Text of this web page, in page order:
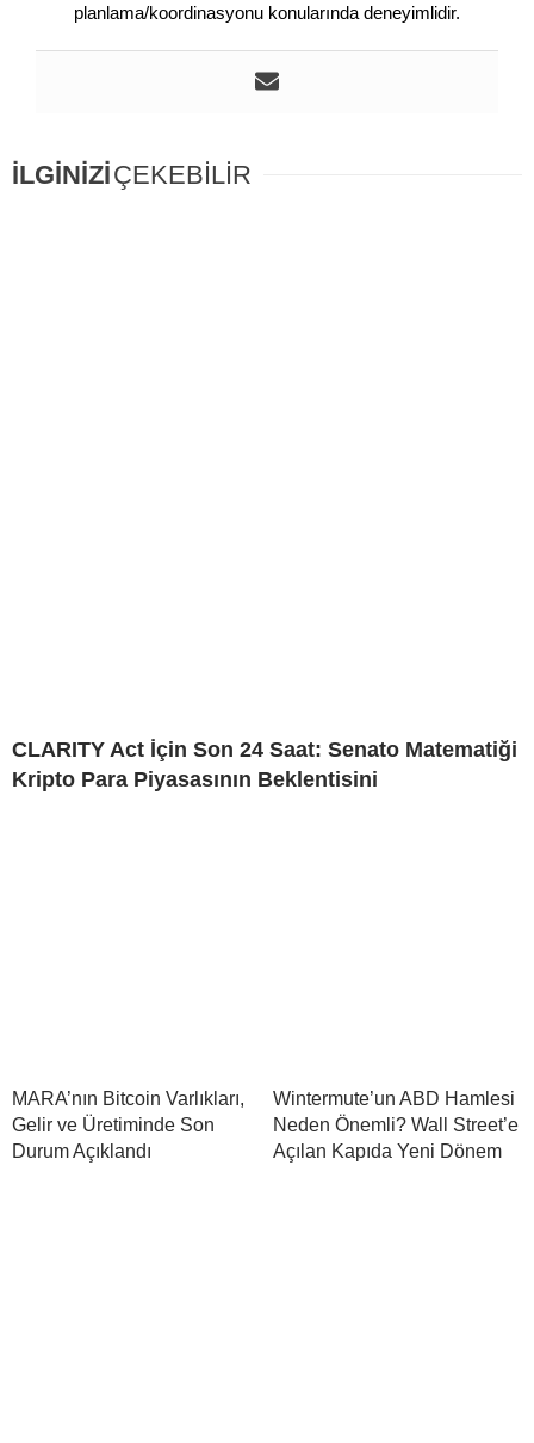
planlama/koordinasyonu konularında deneyimlidir.
İLGİNİZİÇEKEBİLİR
CLARITY Act İçin Son 24 Saat: Senato Matematiği
Kripto Para Piyasasının Beklentisini
MARA’nın Bitcoin Varlıkları,
Gelir ve Üretiminde Son
Durum Açıklandı
Wintermute’un ABD Hamlesi
Neden Önemli? Wall Street’e
Açılan Kapıda Yeni Dönem